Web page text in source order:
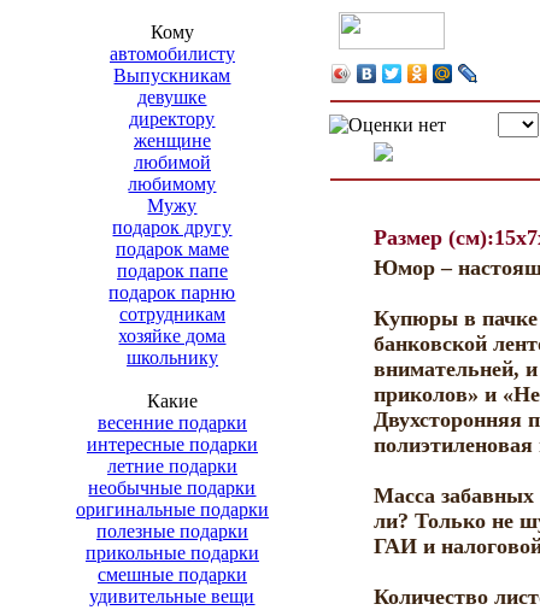
Кому
автомобилисту
Выпускникам
девушке
директору
женщине
любимой
любимому
Мужу
подарок другу
подарок маме
подарок папе
подарок парню
сотрудникам
хозяйке дома
школьнику
Какие
весенние подарки
интересные подарки
летние подарки
необычные подарки
оригинальные подарки
полезные подарки
прикольные подарки
смешные подарки
удивительные вещи
Размер
Юмор –
Купюры в пачке
банковской
внимательней,
приколов» и
Двухсторонняя
полиэтиленовая
Масса
ли? Только не
ГАИ и
Количество